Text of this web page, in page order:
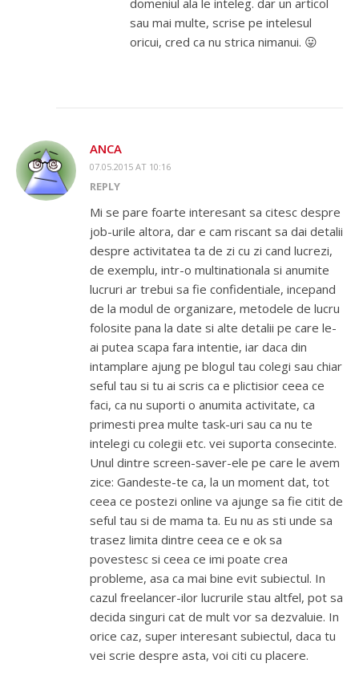
domeniul ala le inteleg. dar un articol
sau mai multe, scrise pe intelesul
oricui, cred ca nu strica nimanui. 😛
ANCA
07.05.2015 AT 10:16
REPLY
Mi se pare foarte interesant sa citesc despre
job-urile altora, dar e cam riscant sa dai detalii
despre activitatea ta de zi cu zi cand lucrezi,
de exemplu, intr-o multinationala si anumite
lucruri ar trebui sa fie confidentiale, incepand
de la modul de organizare, metodele de lucru
folosite pana la date si alte detalii pe care le-
ai putea scapa fara intentie, iar daca din
intamplare ajung pe blogul tau colegi sau chiar
seful tau si tu ai scris ca e plictisior ceea ce
faci, ca nu suporti o anumita activitate, ca
primesti prea multe task-uri sau ca nu te
intelegi cu colegii etc. vei suporta consecinte.
Unul dintre screen-saver-ele pe care le avem
zice: Gandeste-te ca, la un moment dat, tot
ceea ce postezi online va ajunge sa fie citit de
seful tau si de mama ta. Eu nu as sti unde sa
trasez limita dintre ceea ce e ok sa
povestesc si ceea ce imi poate crea
probleme, asa ca mai bine evit subiectul. In
cazul freelancer-ilor lucrurile stau altfel, pot sa
decida singuri cat de mult vor sa dezvaluie. In
orice caz, super interesant subiectul, daca tu
vei scrie despre asta, voi citi cu placere.